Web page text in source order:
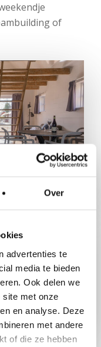
Over
advertenties te
media te bieden
Ook delen we
site met onze
en analyse. Deze
met andere
of die ze hebben
of